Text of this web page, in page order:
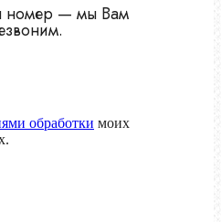
номер — мы Вам
обработки моих